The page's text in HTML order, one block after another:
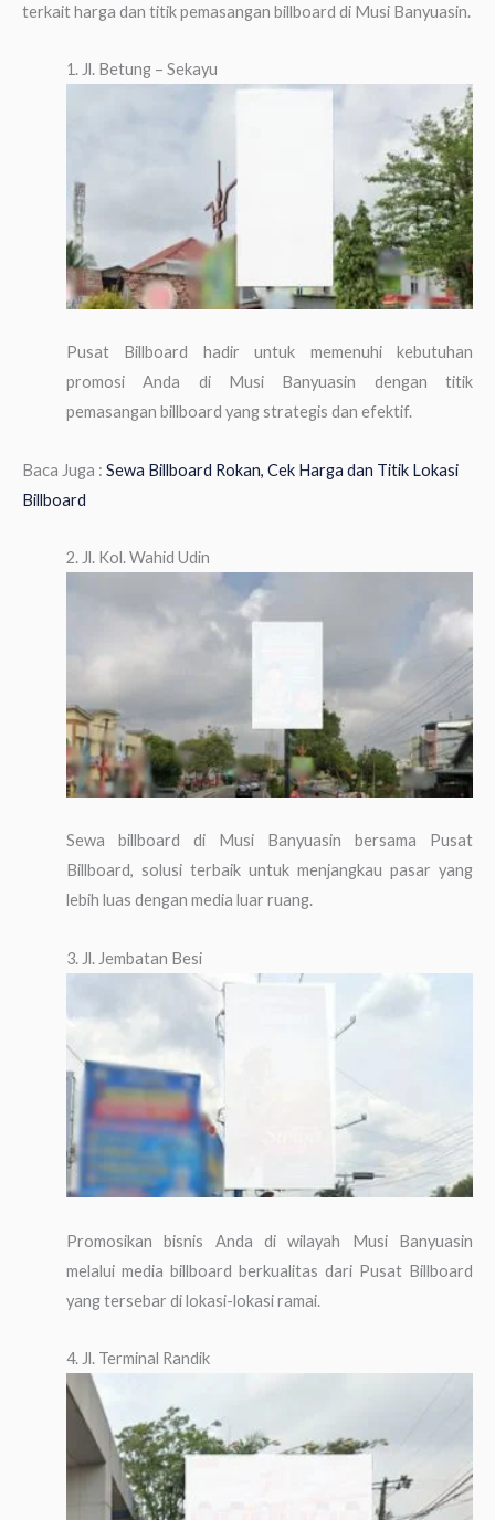
terkait harga dan titik pemasangan billboard di Musi Banyuasin.
1. Jl. Betung – Sekayu
Pusat Billboard hadir untuk memenuhi kebutuhan
promosi Anda di Musi Banyuasin dengan titik
pemasangan billboard yang strategis dan efektif.
Baca Juga : Sewa Billboard Rokan, Cek Harga dan Titik Lokasi
Billboard
2. Jl. Kol. Wahid Udin
Sewa billboard di Musi Banyuasin bersama Pusat
Billboard, solusi terbaik untuk menjangkau pasar yang
lebih luas dengan media luar ruang.
3. Jl. Jembatan Besi
Promosikan bisnis Anda di wilayah Musi Banyuasin
melalui media billboard berkualitas dari Pusat Billboard
yang tersebar di lokasi-lokasi ramai.
4. Jl. Terminal Randik